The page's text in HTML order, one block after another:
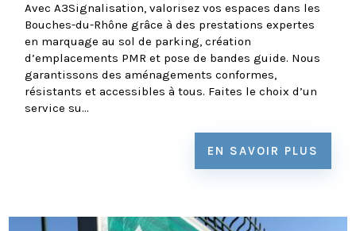
Avec A3Signalisation, valorisez vos espaces dans les
Bouches-du-Rhône grâce à des prestations expertes
en marquage au sol de parking, création
d’emplacements PMR et pose de bandes guide. Nous
garantissons des aménagements conformes,
résistants et accessibles à tous. Faites le choix d’un
service su...
EN SAVOIR PLUS